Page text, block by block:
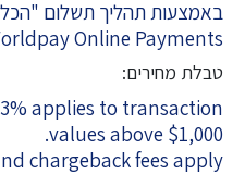
Online Payments.
טבלת מחירים:
applies to transaction
values above $1,000.
chargeback fees apply.